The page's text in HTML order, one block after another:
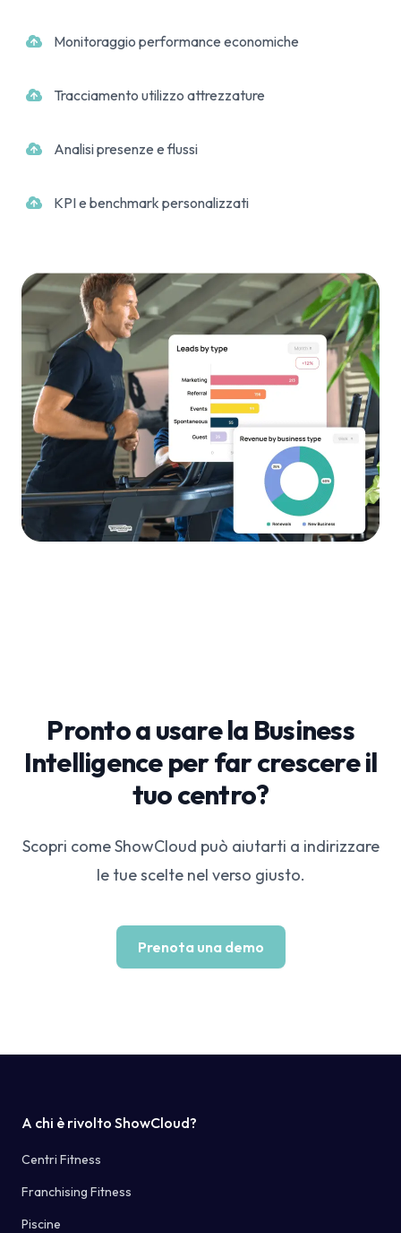
Monitoraggio performance economiche
Tracciamento utilizzo attrezzature
Analisi presenze e flussi
KPI e benchmark personalizzati
Pronto a usare la Business
Intelligence per far crescere il
tuo centro?
Scopri come ShowCloud può aiutarti a indirizzare
le tue scelte nel verso giusto.
Prenota una demo
A chi è rivolto ShowCloud?
Centri Fitness
Franchising Fitness
Piscine